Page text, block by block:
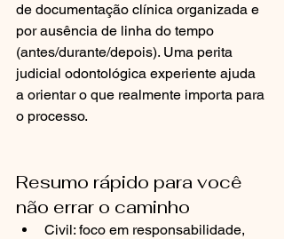
de documentação clínica organizada e
por ausência de linha do tempo
(antes/durante/depois). Uma perita
judicial odontológica experiente ajuda
a orientar o que realmente importa para
o processo.
Resumo rápido para você
não errar o caminho
Civil: foco em responsabilidade,